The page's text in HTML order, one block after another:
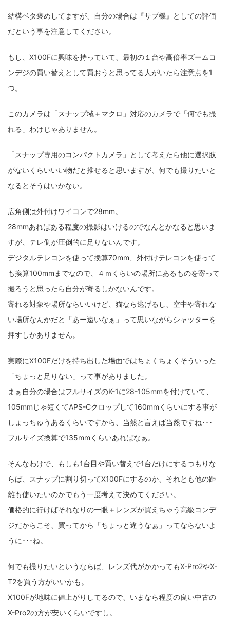
結構ベタ褒めしてますが、自分の場合は『サブ機』としての評価
だという事を注意してください。
もし、X100Fに興味を持っていて、最初の１台や高倍率ズームコ
ンデジの買い替えとして買おうと思ってる人がいたら注意点を1
つ。
このカメラは「スナップ域＋マクロ」対応のカメラで「何でも撮
れる」わけじゃありません。
「スナップ専用のコンパクトカメラ」として考えたら他に選択肢
がないくらいいい物だと推せると思いますが、何でも撮りたいと
なるとそうはいかない。
広角側は外付けワイコンで28mm。
28mmあればある程度の撮影はいけるのでなんとかなると思いま
すが、テレ側が圧倒的に足りないんです。
デジタルテレコンを使って換算70mm、外付けテレコンを使って
も換算100mmまでなので、４ｍくらいの場所にあるものを寄って
撮ろうと思ったら自分が寄るしかないんです。
寄れる対象や場所ならいいけど、猫なら逃げるし、空中や寄れな
い場所なんかだと「あー遠いなぁ」って思いながらシャッターを
押すしかありません。
実際にX100Fだけを持ち出した場面ではちょくちょくそういった
「ちょっと足りない」って事がありました。
まぁ自分の場合はフルサイズのK-1に28-105mmを付けていて、
105mmじゃ短くてAPS-Cクロップして160mmくらいにする事が
しょっちゅうあるくらいですから、当然と言えば当然ですね･･･
フルサイズ換算で135mmくらいあればなぁ。
そんなわけで、もしも1台目や買い替えで1台だけにするつもりな
らば、スナップに割り切ってX100Fにするのか、それとも他の距
離も使いたいのかでもう一度考えて決めてください。
価格的に行けばそれなりの一眼＋レンズが買えちゃう高級コンデ
ジだからこそ、買ってから「ちょっと違うなぁ」ってならないよ
うに･･･ね。
何でも撮りたいというならば、レンズ代がかかってもX-Pro2やX-
T2を買う方がいいかも。
X100Fが地味に値上がりしてるので、いまなら程度の良い中古の
X-Pro2の方が安いくらいですし。